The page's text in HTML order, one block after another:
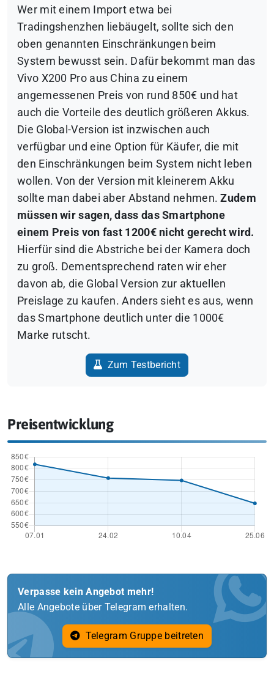
Wer mit einem Import etwa bei
Tradingshenzhen liebäugelt, sollte sich den
oben genannten Einschränkungen beim
System bewusst sein. Dafür bekommt man das
Vivo X200 Pro aus China zu einem
angemessenen Preis von rund 850€ und hat
auch die Vorteile des deutlich größeren Akkus.
Die Global-Version ist inzwischen auch
verfügbar und eine Option für Käufer, die mit
den Einschränkungen beim System nicht leben
wollen. Von der Version mit kleinerem Akku
sollte man dabei aber Abstand nehmen.Zudem
müssen wir sagen, dass das Smartphone
einem Preis von fast 1200€ nicht gerecht wird.
Hierfür sind die Abstriche bei der Kamera doch
zu groß. Dementsprechend raten wir eher
davon ab, die Global Version zur aktuellen
Preislage zu kaufen. Anders sieht es aus, wenn
das Smartphone deutlich unter die 1000€
Marke rutscht.
Zum Testbericht
Preisentwicklung
Verpasse kein Angebot mehr!
Alle Angebote über Telegram erhalten.
Telegram Gruppe beitreten